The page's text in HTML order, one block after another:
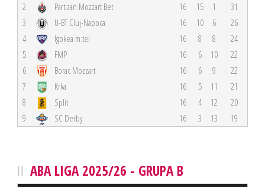
2
Partizan Mozzart Bet 16 15 1
31
3
U-BT Cluj-Napoca 16 10 6
26
4
Igokea m:tel 16 8 8
24
5
FMP 16 6 10
22
6
Borac Mozzart 16 6 9
22
7
Krka 16 5 11
21
8
Split 16 4 12
20
9
SC Derby 16 3 13 19
ABA LIGA 2025/26 - GRUPA B